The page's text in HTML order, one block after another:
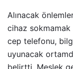
Alınacak
cihaz
cep telefonu,
uyunacak
belirtti. Meslek